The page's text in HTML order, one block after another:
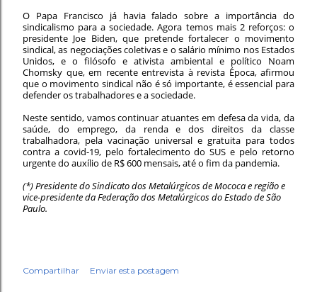
O Papa Francisco já havia falado sobre a importância do
sindicalismo para a sociedade. Agora temos mais 2 reforços: o
presidente Joe Biden, que pretende fortalecer o movimento
sindical, as negociações coletivas e o salário mínimo nos Estados
Unidos, e o filósofo e ativista ambiental e político Noam
Chomsky que, em recente entrevista à revista Época, afirmou
que o movimento sindical não é só importante, é essencial para
defender os trabalhadores e a sociedade.
Neste sentido, vamos continuar atuantes em defesa da vida, da
saúde, do emprego, da renda e dos direitos da classe
trabalhadora, pela vacinação universal e gratuita para todos
contra a covid-19, pelo fortalecimento do SUS e pelo retorno
urgente do auxílio de R$ 600 mensais, até o fim da pandemia.
(*) Presidente do Sindicato dos Metalúrgicos de Mococa e região e
vice-presidente da Federação dos Metalúrgicos do Estado de São
Paulo.
Compartilhar Enviar esta postagem